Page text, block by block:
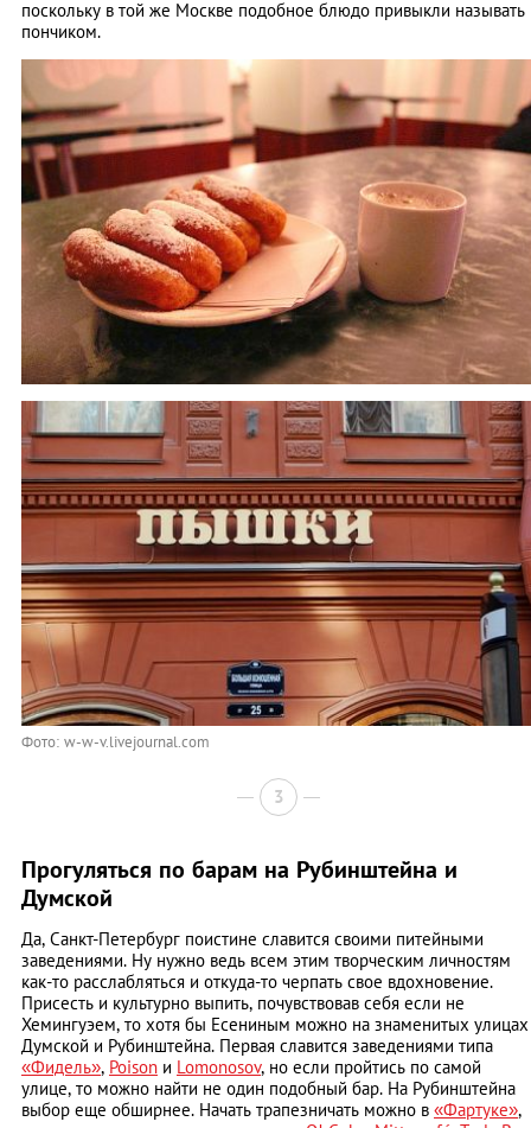
поскольку в той же Москве подобное блюдо привыкли называть
пончиком.
Фото: w-w-v.livejournal.com
3
Прогуляться по барам на Рубинштейна и
Думской
Да, Санкт-Петербург поистине славится своими питейными
заведениями. Ну нужно ведь всем этим творческим личностям
как-то расслабляться и откуда-то черпать свое вдохновение.
Присесть и культурно выпить, почувствовав себя если не
Хемингуэем, то хотя бы Есениным можно на знаменитых улицах
Думской и Рубинштейна. Первая славится заведениями типа
«Фидель», Poison и Lomonosov, но если пройтись по самой
улице, то можно найти не один подобный бар. На Рубинштейна
выбор еще обширнее. Начать трапезничать можно в «Фартуке»,